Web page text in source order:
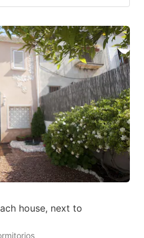
house, next to